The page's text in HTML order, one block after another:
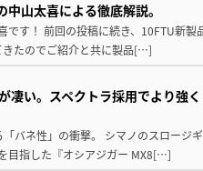
山太喜による徹底解説。
です！ 前回の投稿に続き、10FTU新製
きたのでご紹介と共に製品[…]
凄い。スペクトラ採用でより強く
バネ性」の衝撃。 シマノのスロージギ
目指した『オシアジガー MX8[…]